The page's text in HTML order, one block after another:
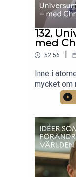
132.
med
52:56
Inne i
mycket om
stabilitet
kraften
utveckling
mer
Forssén
kan